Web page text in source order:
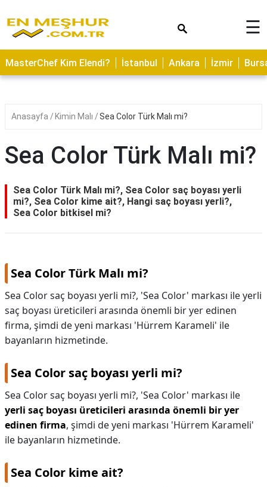
ASTROLOJİ
SAĞLIK
YERLER
NEDİR
İLETİŞİM
☰
MasterChef Kim Elendi? İstanbul Ankara İzmir
Anasayfa Kimin Malı Sea Color Türk Malı mi?
Sea Color Türk Malı mi?
Sea Color Türk Malı mi?, Sea Color saç boyası yerli
mi?, Sea Color kime ait?, Hangi saç boyası yerli?,
Sea Color bitkisel mi?
Sea Color Türk Malı mi?
Sea Color saç boyası yerli mi?, 'Sea Color' markası ile yerli
saç boyası üreticileri arasında önemli bir yer edinen
firma, şimdi de yeni markası 'Hürrem Karameli' ile
bayanların hizmetinde.
Sea Color saç boyası yerli mi?
Sea Color saç boyası yerli mi?, 'Sea Color' markası ile
yerli saç boyası üreticileri arasında önemli bir yer
edinen firma, şimdi de yeni markası 'Hürrem Karameli'
ile bayanların hizmetinde.
Sea Color kime ait?